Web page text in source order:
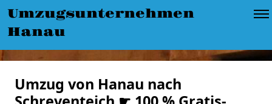
Umzugsunternehmen
Hanau
Umzug von Hanau nach